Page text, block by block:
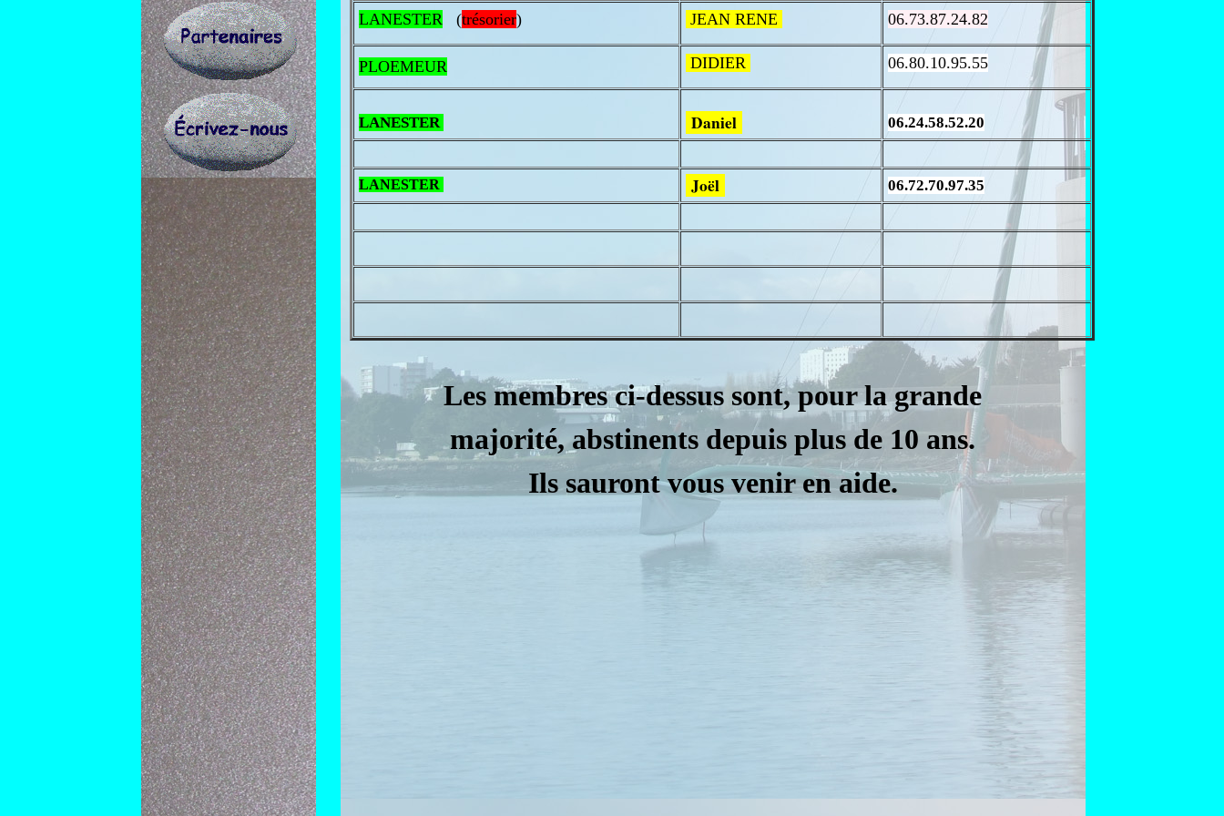
LANESTER (trésorier) JEAN RENE 06.73.87.24.82
PLOEMEUR DIDIER 06.80.10.95.55
LANESTER Daniel 06.24.58.52.20
LANESTER Joël 06.72.70.97.35
Les membres ci-dessus sont, pour la grande
majorité, abstinents depuis plus de 10 ans.
Ils sauront vous venir en aide.